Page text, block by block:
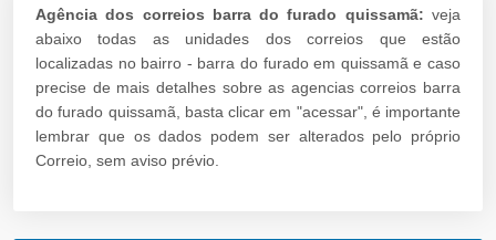
Agência dos correios barra do furado quissamã: veja
abaixo todas as unidades dos correios que estão
localizadas no bairro - barra do furado em quissamã e caso
precise de mais detalhes sobre as agencias correios barra
do furado quissamã, basta clicar em "acessar", é importante
lembrar que os dados podem ser alterados pelo próprio
Correio, sem aviso prévio.